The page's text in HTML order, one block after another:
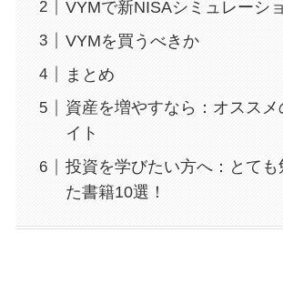
VYMで新NISAシミュレーシ
VYMを買うべきか
まとめ
資産を増やすなら：オススメ
イト
投資を学びたい方へ：とても
た書籍10選！